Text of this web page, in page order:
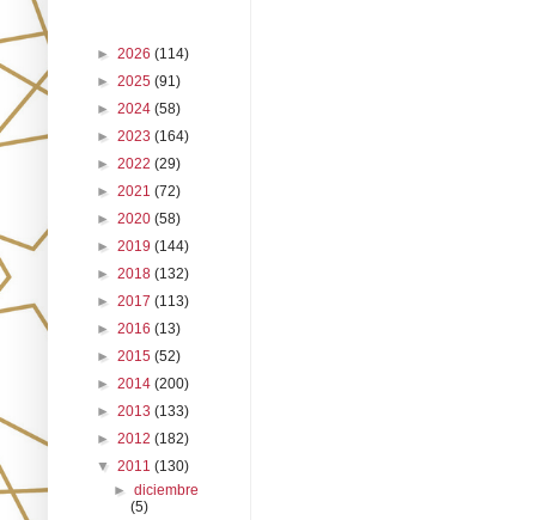
► 2026 (114)
► 2025 (91)
► 2024 (58)
► 2023 (164)
► 2022 (29)
► 2021 (72)
► 2020 (58)
► 2019 (144)
► 2018 (132)
► 2017 (113)
► 2016 (13)
► 2015 (52)
► 2014 (200)
► 2013 (133)
► 2012 (182)
▼ 2011 (130)
►diciembre
(5)